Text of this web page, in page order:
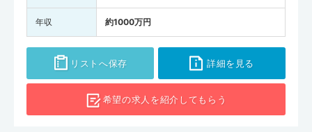
年収 約1000万円
リストへ保存 詳細を見る
希望の求人を紹介してもらう